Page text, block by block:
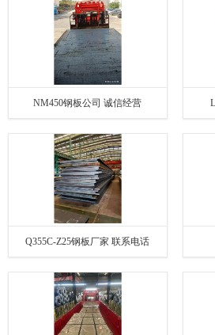
NM450钢板公司 诚信经营
Q355C-Z25钢板厂家 联系电话